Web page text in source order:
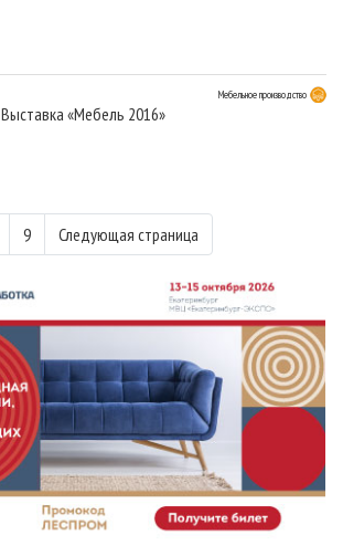
Мебельное производство
Выставка «Мебель 2016»
9 Следующая страница